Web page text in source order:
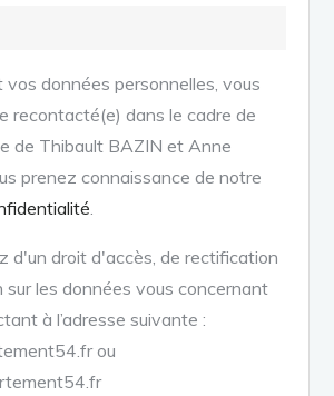
vos données personnelles, vous
recontacté(e) dans le cadre de
de Thibault BAZIN et Anne
prenez connaissance de notre
d'un droit d'accès, de rectification
sur les données vous concernant
à l’adresse suivante :
ou